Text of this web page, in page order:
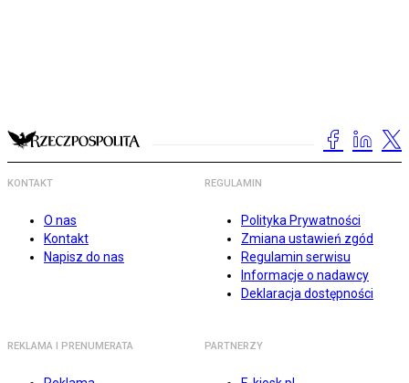
KONTAKT
O nas
Kontakt
Napisz do nas
REGULAMIN
Polityka Prywatności
Zmiana ustawień zgód
Regulamin serwisu
Informacje o nadawcy
Deklaracja dostępności
REKLAMA I PRENUMERATA PARTNERZY